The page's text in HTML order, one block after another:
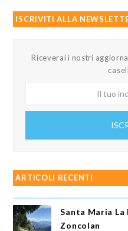
ISCRIVITI ALLA
Riceverai i nostri
ARTICOLI RECENTI
Santa Maria La
Zoncolan